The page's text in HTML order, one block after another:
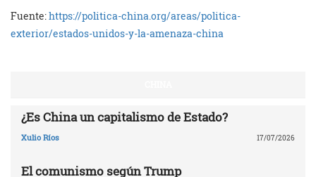
Fuente:https://politica-china.org/areas/politica-
exterior/estados-unidos-y-la-amenaza-china
¿Es China un capitalismo de Estado?
Xulio Ríos 17/07/2026
El comunismo según Trump